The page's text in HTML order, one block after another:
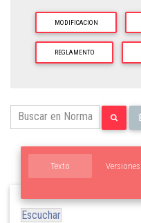
MODIFICACION
REGLAMENTO
Texto Versiones
Escuchar